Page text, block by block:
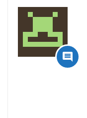
